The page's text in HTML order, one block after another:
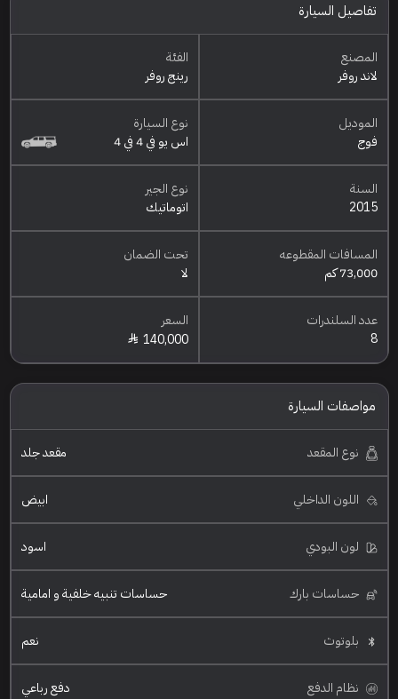
تفاصيل السيارة
المصنع
لاند روفر
الفئة
رينج روفر
الموديل
فوج
نوع السيارة
اس يو في 4 في 4
السنة
2015
نوع الجير
اتوماتيك
المسافات المقطوعه
73,000 كم
تحت الضمان
لا
عدد السلندرات
8
السعر
140,000
مواصفات السيارة
نوع المقعد مقعد جلد
اللون الداخلي ابيض
لون البودي اسود
حساسات بارك حساسات تنبيه خلفية و امامية
بلوتوث نعم
نظام الدفع دفع رباعي